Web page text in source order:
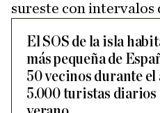
sureste con intervalos
El SOS de la isla
más pequeña de
50 vecinos durante el
5.000 turistas diarios